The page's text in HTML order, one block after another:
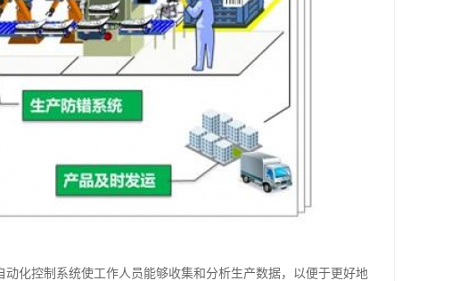
化控制系统使工作人员能够收集和分析生产数据，以便于更好地